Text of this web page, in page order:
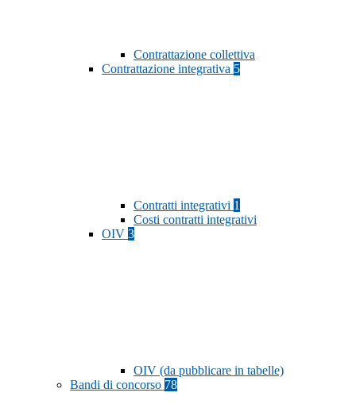
Contrattazione collettiva
Contrattazione integrativa 5
Contratti integrativi 1
Costi contratti integrativi
OIV 3
OIV (da pubblicare in tabelle)
Bandi di concorso 78